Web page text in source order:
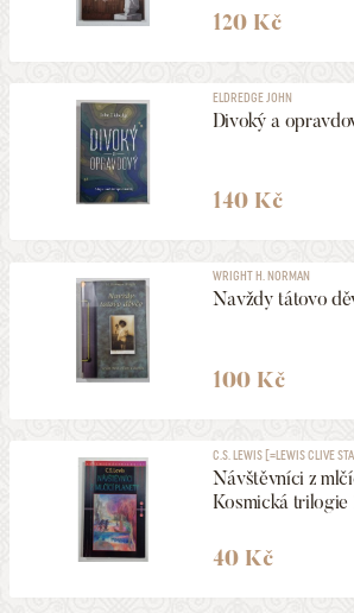
120 Kč
ELDREDGE JOHN
Divoký a
140 Kč
WRIGHT H. NORMAN
Navždy tátovo
100 Kč
C.S. LEWIS [=LEWIS CLIVE
Návštěvníci z
Kosmická trilogie
40 Kč